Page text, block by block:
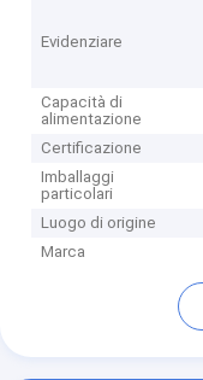
Evidenziare
Capacità di
alimentazione
Certificazione
Imballaggi
particolari
Luogo di origine
Marca